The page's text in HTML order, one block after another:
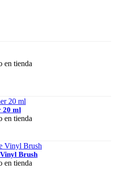
en tienda
20 ml
en tienda
Brush
en tienda